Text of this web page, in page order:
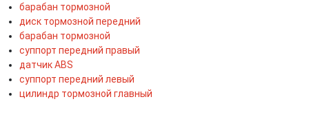
барабан тормозной
диск тормозной передний
барабан тормозной
суппорт передний правый
датчик ABS
суппорт передний левый
цилиндр тормозной главный